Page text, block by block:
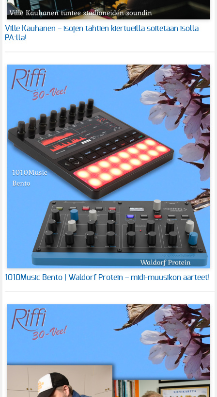
Ville Kauhanen – isojen tähtien kiertueilla soitetaan isolla
PA:lla!
1010Music Bento | Waldorf Protein – midi-muusikon aarteet!